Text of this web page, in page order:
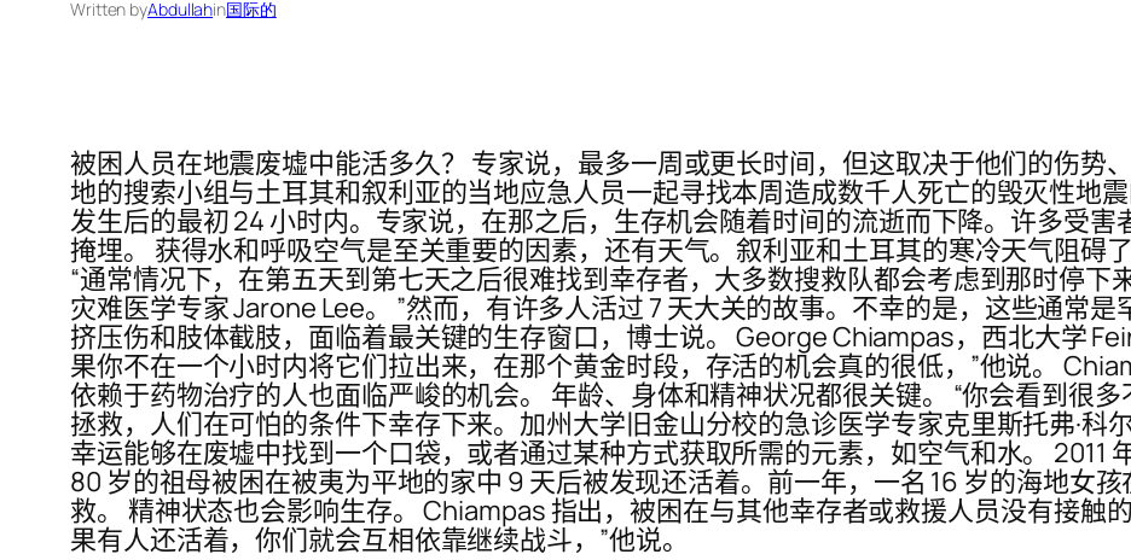
Written byAbdullahin国际的
被困人员在地震废墟中能活多久？ 专家说，最多一周或更长时间，但这取决于他们的伤势
地的搜索小组与土耳其和叙利亚的当地应急人员一起寻找本周造成数千人死亡的毁灭性地
发生后的最初 24 小时内。专家说，在那之后，生存机会随着时间的流逝而下降。许多受
掩埋。 获得水和呼吸空气是至关重要的因素，还有天气。叙利亚和土耳其的寒冷天气阻碍
“通常情况下，在第五天到第七天之后很难找到幸存者，大多数搜救队都会考虑到那时停下
灾难医学专家 Jarone Lee。 ”然而，有许多人活过 7 天大关的故事。不幸的是，这些通常
挤压伤和肢体截肢，面临着最关键的生存窗口，博士说。 George Chiampas，西北大学
果你不在一个小时内将它们拉出来，在那个黄金时段，存活的机会真的很低，”他说。
依赖于药物治疗的人也面临严峻的机会。 年龄、身体和精神状况都很关键。 “你会看到很
拯救，人们在可怕的条件下幸存下来。加州大学旧金山分校的急诊医学专家克里斯托弗·科
幸运能够在废墟中找到一个口袋，或者通过某种方式获取所需的元素，如空气和水。 2011
80 岁的祖母被困在被夷为平地的家中 9 天后被发现还活着。前一年，一名 16 岁的海地女
救。 精神状态也会影响生存。 Chiampas 指出，被困在与其他幸存者或救援人员没有接触
果有人还活着，你们就会互相依靠继续战斗，”他说。